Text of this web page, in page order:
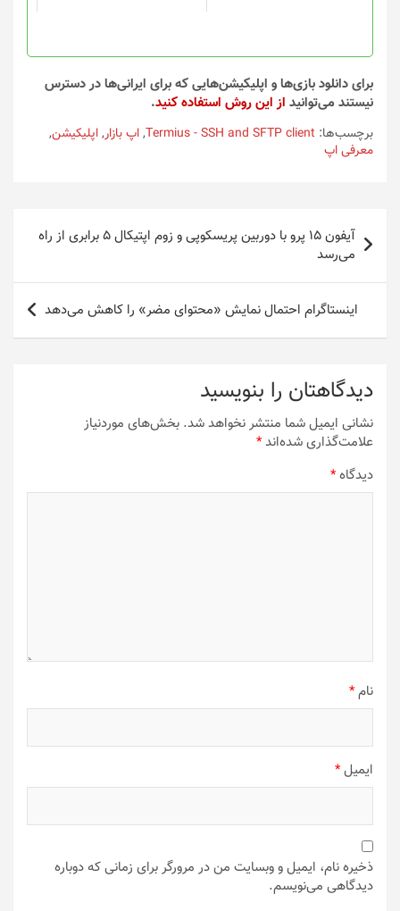
برای دانلود بازی‌ها و اپلیکیشن‌هایی که برای ایرانی‌ها در دسترس
نیستند می‌توانید از این روش استفاده کنید.
برچسب‌ها: Termius - SSH and SFTP client
,اپ بازار,اپلیکیشن,
معرفی اپ
راهبری
نوشته
آیفون 15 پرو با دوربین پریسکوپی و زوم اپتیکال 5 برابری از راه
می‌رسد
اینستاگرام احتمال نمایش «محتوای مضر» را کاهش می‌دهد
دیدگاهتان را بنویسید
نشانی ایمیل شما منتشر نخواهد شد. بخش‌های موردنیاز
علامت‌گذاری شده‌اند*
دیدگاه*
نام*
ایمیل*
ذخیره نام، ایمیل و وبسایت من در مرورگر برای زمانی که دوباره
دیدگاهی می‌نویسم.